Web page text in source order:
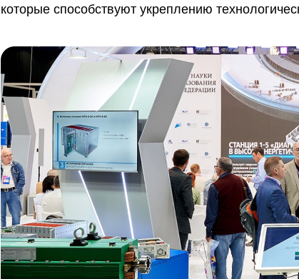
которые способствуют укреплению